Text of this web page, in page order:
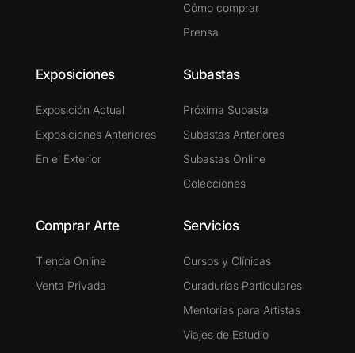
Cómo comprar
Prensa
Exposiciones
Exposición Actual
Exposiciones Anteriores
En el Exterior
Subastas
Próxima Subasta
Subastas Anteriores
Subastas Online
Colecciones
Comprar Arte
Tienda Online
Venta Privada
Servicios
Cursos y Clínicas
Curadurías Particulares
Mentorías para Artistas
Viajes de Estudio